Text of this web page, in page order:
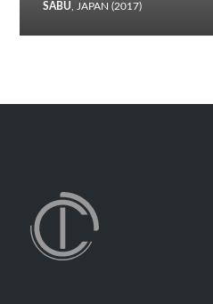
SABU, JAPAN (2017)
den Wettbewerb.